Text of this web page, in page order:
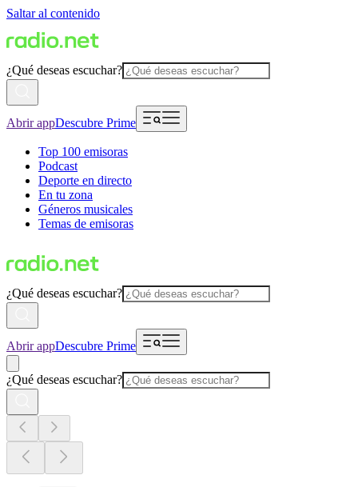
Saltar al contenido
¿Qué deseas escuchar?
Abrir appDescubre Prime
Top 100 emisoras
Podcast
Deporte en directo
En tu zona
Géneros musicales
Temas de emisoras
¿Qué deseas escuchar?
Abrir appDescubre Prime
¿Qué deseas escuchar?